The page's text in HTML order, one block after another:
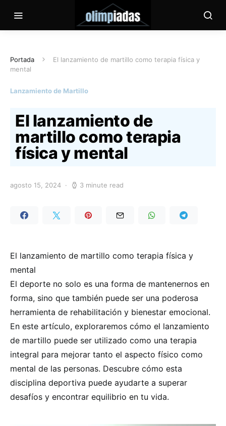
Portada
El lanzamiento de martillo como terapia física y
mental
Lanzamiento de Martillo
El lanzamiento de
martillo como terapia
física y mental
agosto 15, 2024 3 minute read
El lanzamiento de martillo como terapia física y
mental
El deporte no solo es una forma de mantenernos en
forma, sino que también puede ser una poderosa
herramienta de rehabilitación y bienestar emocional.
En este artículo, exploraremos cómo el lanzamiento
de martillo puede ser utilizado como una terapia
integral para mejorar tanto el aspecto físico como
mental de las personas. Descubre cómo esta
disciplina deportiva puede ayudarte a superar
desafíos y encontrar equilibrio en tu vida.